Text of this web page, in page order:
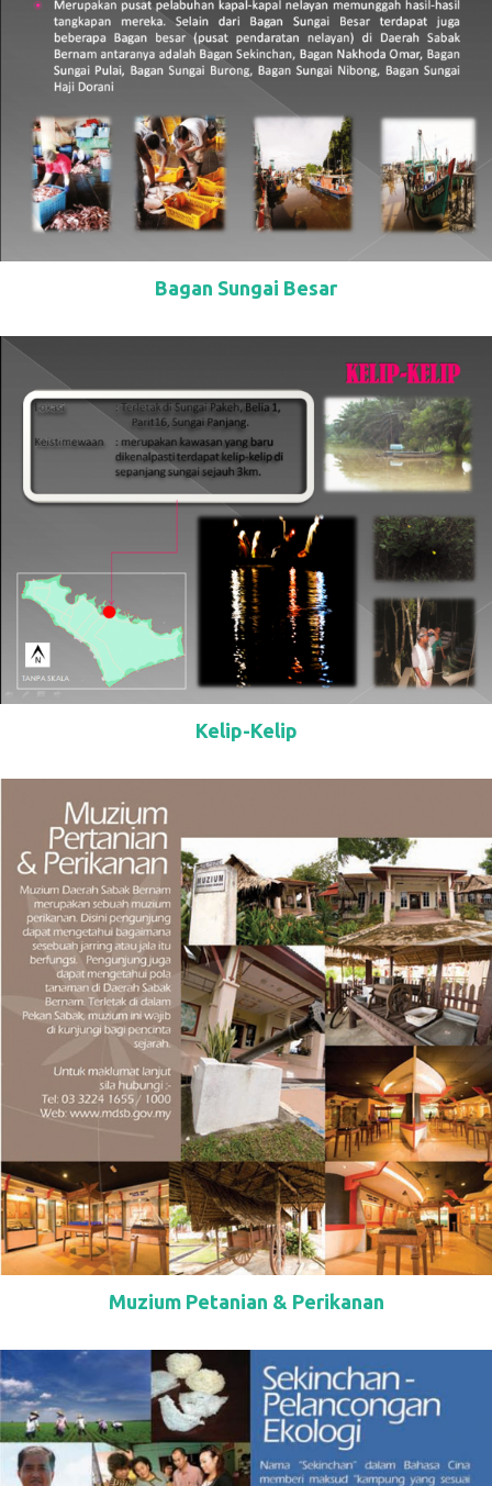
Bagan Sungai Besar
Kelip-Kelip
Muzium Petanian & Perikanan